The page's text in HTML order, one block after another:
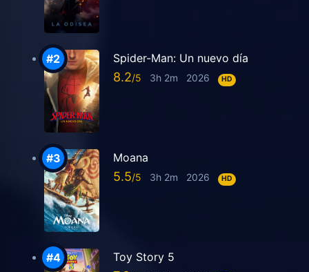
Spider-Man: Un nuevo día
8.2 3h 2m 2026 HD
Moana
5.5 3h 2m 2026 HD
Toy Story 5